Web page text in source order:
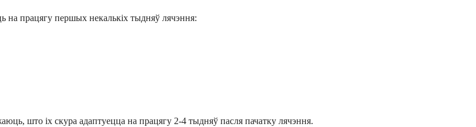
на працягу першых некалькіх тыдняў лячэння:
што іх скура адаптуецца на працягу 2-4 тыдняў пасля пачатку лячэння.